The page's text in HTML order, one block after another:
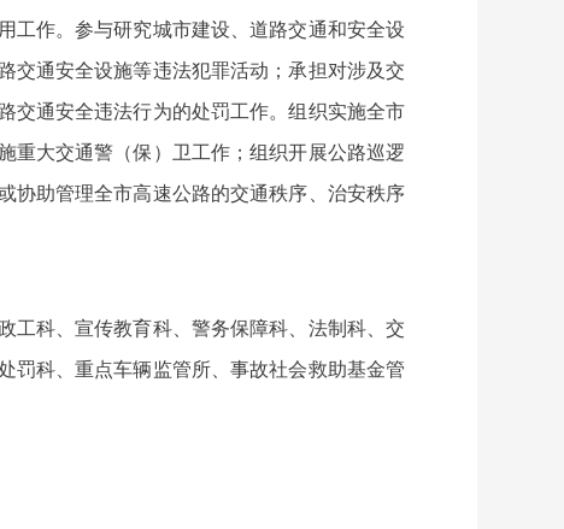
工作。参与研究城市建设、道路交通和安全设
交通安全设施等违法犯罪活动；承担对涉及交
交通安全违法行为的处罚工作。组织实施全市
重大交通警（保）卫工作；组织开展公路巡逻
协助管理全市高速公路的交通秩序、治安秩序
工科、宣传教育科、警务保障科、法制科、交
罚科、重点车辆监管所、事故社会救助基金管